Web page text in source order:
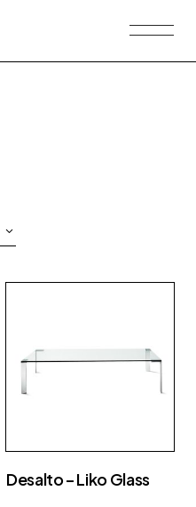
Desalto – Liko Glass